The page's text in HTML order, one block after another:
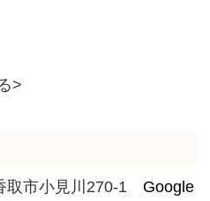
>
取市小見川270-1 Google